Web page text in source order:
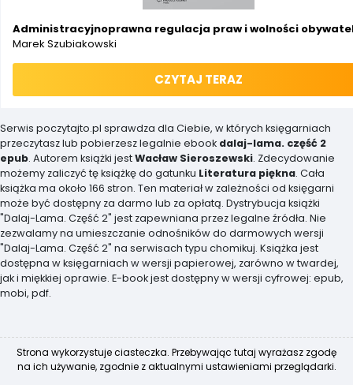
Administracyjnoprawna regulacja praw i wolności
Marek Szubiakowski
CZYTAJ TERAZ
Serwis poczytajto.pl sprawdza dla Ciebie, w których księgarniach
przeczytasz lub pobierzesz legalnie ebook dalaj-lama. część 2
epub. Autorem książki jestWacław Sieroszewski. Zdecydowanie
możemy zaliczyć tę książkę do gatunku Literatura piękna. Cała
książka ma około 166 stron. Ten materiał w zależności od księgarni
może być dostępny za darmo lub za opłatą. Dystrybucja książki
"Dalaj-Lama. Część 2" jest zapewniana przez legalne źródła. Nie
zezwalamy na umieszczanie odnośników do darmowych wersji
"Dalaj-Lama. Część 2" na serwisach typu chomikuj. Książka jest
dostępna w księgarniach w wersji papierowej, zarówno w twardej,
jak i miękkiej oprawie. E-book jest dostępny w wersji cyfrowej: epub,
mobi, pdf.
Strona wykorzystuje ciasteczka. Przebywając tutaj wyrażasz zgodę
na ich używanie, zgodnie z aktualnymi ustawieniami przeglądarki.